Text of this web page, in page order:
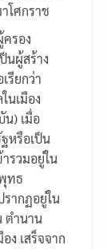
โศกราช
รอง
นผู้สร้าง
รียกว่า
นเมือง
น) เมื่อ
หรือเป็น
รวมอยู่ใน
ทธ
ากฏอยู่ใน
ตำนาน
ง เสร็จจาก